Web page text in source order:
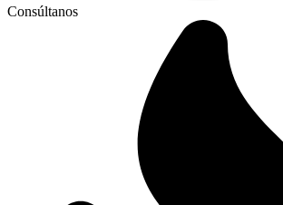
Consúltanos